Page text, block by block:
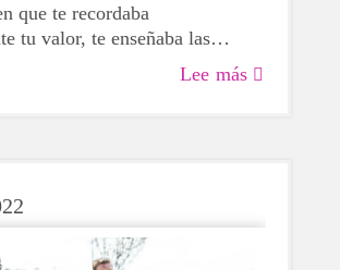
que te recordaba
tu valor, te enseñaba las
tu respuesta es afirmativa, es
Lee más